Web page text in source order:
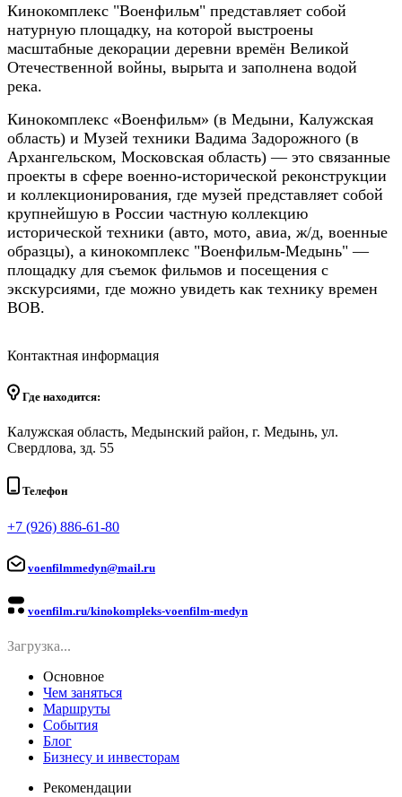
Кинокомплекс "Военфильм" представляет собой
натурную площадку, на которой выстроены
масштабные декорации деревни времён Великой
Отечественной войны, вырыта и заполнена водой
река.
Кинокомплекс «Военфильм» (в Медыни, Калужская
область) и Музей техники Вадима Задорожного (в
Архангельском, Московская область) — это связанные
проекты в сфере военно-исторической реконструкции
и коллекционирования, где музей представляет собой
крупнейшую в России частную коллекцию
исторической техники (авто, мото, авиа, ж/д, военные
образцы), а кинокомплекс "Военфильм-Медынь" —
площадку для съемок фильмов и посещения с
экскурсиями, где можно увидеть как технику времен
ВОВ.
Контактная информация
Где находится:
Калужская область, Медынский район, г. Медынь, ул.
Свердлова, зд. 55
Телефон
+7 (926) 886-61-80
voenfilmmedyn@mail.ru
voenfilm.ru/kinokompleks-voenfilm-medyn
Загрузка...
Основное
Чем заняться
Маршруты
События
Блог
Бизнесу и инвесторам
Рекомендации